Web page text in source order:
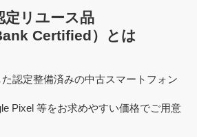
定リユース品
Certified）とは
認定整備済みの中古スマートフォン
Pixel 等をお求めやすい価格でご用意